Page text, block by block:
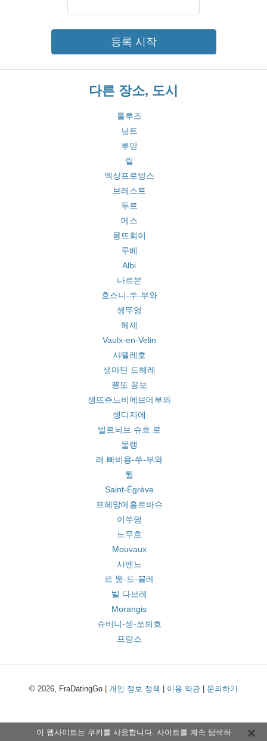
등록 시작
다른 장소, 도시
툴루즈
낭트
루앙
릴
엑상프로방스
브레스트
투르
메스
몽뜨회이
루베
Albi
나르본
호스니-쑤-부와
셍뚜엉
헤제
Vaulx-en-Velin
샤뗄레호
생마틴 드헤레
뽕또 꽁보
셍뜨쥬느비에브데부와
셍디지에
빌르뇌브 슈흐 로
물랭
레 빠비용-쑤-부와
튈
Saint-Égrève
프헤망메흘르바슈
이쑤덩
느무흐
Mouvaux
샤벤느
르 뽕-드-끌레
빌 다브레
Morangis
슈비니-셍-쏘뵈흐
프랑스
© 2026, FraDatingGo | 개인 정보 정책 이용 약관 문의하기
이 웹사이트는 쿠키를 사용합니다. 사이트를 계속 탐색하